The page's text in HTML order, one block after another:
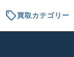
sell買取カテゴリー